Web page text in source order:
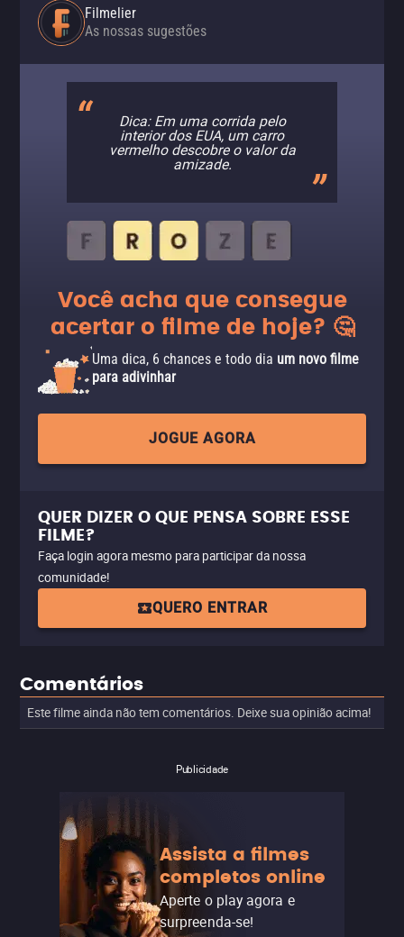
Filmelier
As nossas sugestões
Dica: Em uma corrida pelo
interior dos EUA, um carro
vermelho descobre o valor da
amizade.
Você acha que consegue
acertar o filme de hoje? 🤔
Uma dica, 6 chances e todo dia um novo filme
para adivinhar
JOGUE AGORA
QUER DIZER O QUE PENSA SOBRE ESSE
FILME?
Faça login agora mesmo para participar da nossa
comunidade!
QUERO ENTRAR
Comentários
Este filme ainda não tem comentários. Deixe sua opinião acima!
Publicidade
Assista a filmes
completos online
Aperte o play agora e
surpreenda-se!